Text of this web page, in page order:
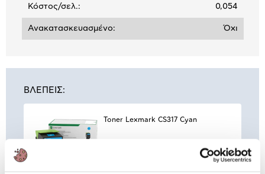
Κόστος/σελ.: 0,054
Ανακατασκευασμένο: Όχι
ΒΛΕΠΕΙΣ:
Toner Lexmark CS317 Cyan